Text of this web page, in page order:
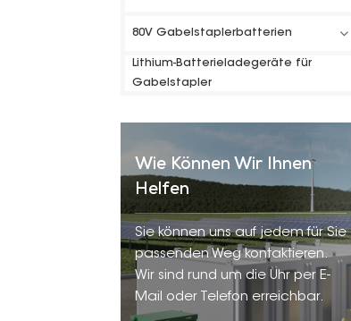
80V Gabelstaplerbatterien
Lithium-Batterieladegeräte für
Gabelstapler
Wie Können Wir Ihnen
Helfen
Sie können uns auf jedem für Sie
passenden Weg kontaktieren.
Wir sind rund um die Uhr per E-
Mail oder Telefon erreichbar.